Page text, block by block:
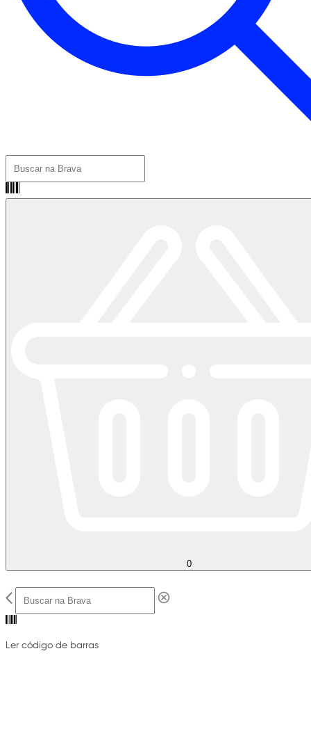
0
Ler código de barras